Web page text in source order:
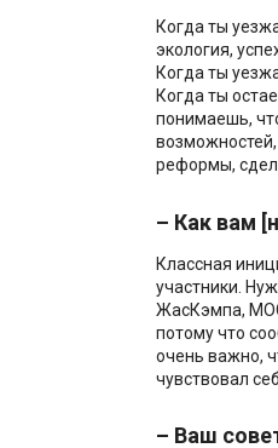
Когда ты
экология,
Когда ты
Когда ты
понимаешь,
реформы,
– Как вам
Классная
участники.
ЖасКэмпа,
потому что
очень важно,
чувствовал
– Ваш